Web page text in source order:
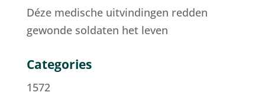
Déze medische uitvindingen redden
gewonde soldaten het leven
Categories
1572